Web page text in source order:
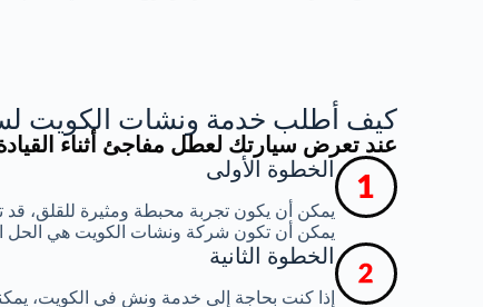
كيف أطلب خدمة ونشات الكويت
عند تعرض سيارتك لعطل مفاجئ أثناء
الخطوة الأولى
يمكن أن يكون تجربة محبطة ومثيرة للقلق،
يمكن أن تكون شركة ونشات الكويت هي الحل
الخطوة الثانية
إذا كنت بحاجة إلى خدمة ونش في الكويت،